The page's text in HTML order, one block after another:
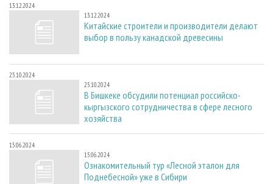
13.12.2024
13.12.2024
Китайские строители и производители делают
выбор в пользу канадской древесины
25.10.2024
25.10.2024
В Бишкеке обсудили потенциал российско-
кыргызского сотрудничества в сфере лесного
хозяйства
15.06.2024
15.06.2024
Ознакомительный тур «Лесной эталон для
Поднебесной» уже в Сибири